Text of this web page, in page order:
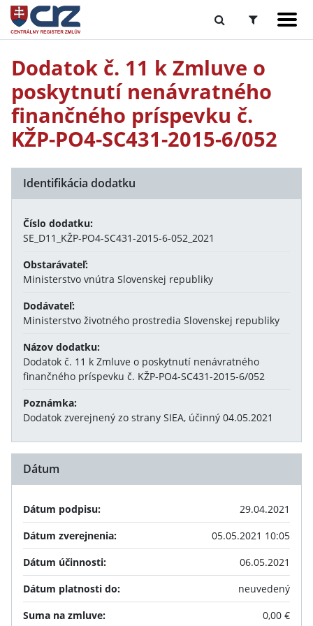
Dodatok č. 11 k Zmluve o
poskytnutí nenávratného
finančného príspevku č.
KŽP-PO4-SC431-2015-6/052
Identifikácia dodatku
Číslo dodatku:
SE_D11_KŽP-PO4-SC431-2015-6-052_2021
Obstarávateľ:
Ministerstvo vnútra Slovenskej republiky
Dodávateľ:
Ministerstvo životného prostredia Slovenskej republiky
Názov dodatku:
Dodatok č. 11 k Zmluve o poskytnutí nenávratného
finančného príspevku č. KŽP-PO4-SC431-2015-6/052
Poznámka:
Dodatok zverejnený zo strany SIEA, účinný 04.05.2021
Dátum
Dátum podpisu:
29.04.2021
Dátum zverejnenia:
05.05.2021 10:05
Dátum účinnosti:
06.05.2021
Dátum platnosti do:
neuvedený
Suma na zmluve:
0,00 €